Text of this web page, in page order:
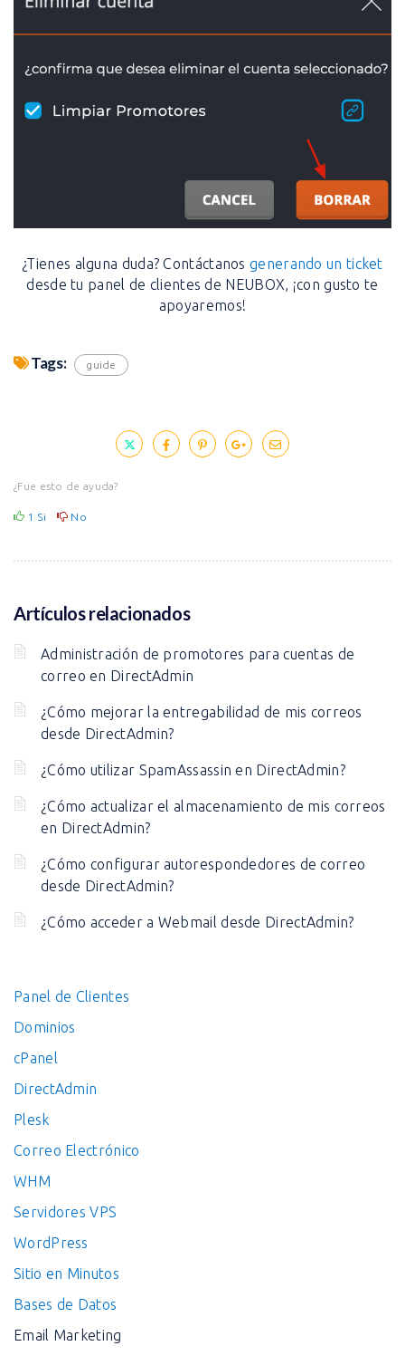
¿Tienes alguna duda? Contáctanosgenerando un ticket
desde tu panel de clientes de NEUBOX, ¡con gusto te
apoyaremos!
Tags: guide
¿Fue esto de ayuda?
1 Si No
Artículos relacionados
Administración de promotores para cuentas de
correo en DirectAdmin
¿Cómo mejorar la entregabilidad de mis correos
desde DirectAdmin?
¿Cómo utilizar SpamAssassin en DirectAdmin?
¿Cómo actualizar el almacenamiento de mis correos
en DirectAdmin?
¿Cómo configurar autorespondedores de correo
desde DirectAdmin?
¿Cómo acceder a Webmail desde DirectAdmin?
Panel de Clientes
Dominios
cPanel
DirectAdmin
Plesk
Correo Electrónico
WHM
Servidores VPS
WordPress
Sitio en Minutos
Bases de Datos
Email Marketing